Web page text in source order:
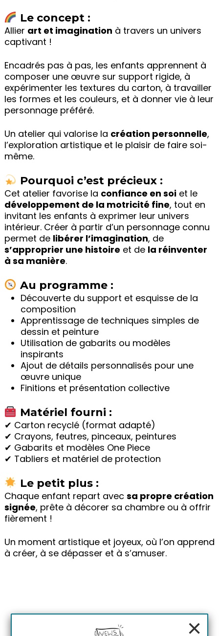
Le concept :
Allier art et imagination à travers un univers
captivant !
Encadrés pas à pas, les enfants apprennent à
composer une œuvre sur support rigide, à
expérimenter les textures du carton, à travailler
les formes et les couleurs, et à donner vie à leur
personnage préféré.
Un atelier qui valorise la création personnelle,
l’exploration artistique et le plaisir de faire soi-
même.
Pourquoi c’est précieux :
Cet atelier favorise la confiance en soiet le
développement de la motricité fine, tout en
invitant les enfants à exprimer leur univers
intérieur. Créer à partir d’un personnage connu
permet de libérer l’imagination, de
s’approprier une histoire et de la réinventer
à sa manière.
Au programme :
Découverte du support et esquisse de la
composition
Apprentissage de techniques simples de
dessin et peinture
Utilisation de gabarits ou modèles
inspirants
Ajout de détails personnalisés pour une
œuvre unique
Finitions et présentation collective
Matériel fourni :
✔ Carton recyclé (format adapté)
✔ Crayons, feutres, pinceaux, peintures
✔ Gabarits et modèles One Piece
✔ Tabliers et matériel de protection
Le petit plus :
Chaque enfant repart avec sa propre création
signée, prête à décorer sa chambre ou à offrir
fièrement !
Un moment artistique et joyeux, où l’on apprend
à créer, à se dépasser et à s’amuser.
×